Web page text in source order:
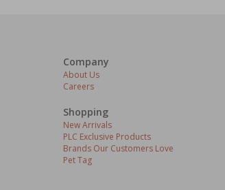
Company
About Us
Careers
Shopping
New Arrivals
PLC Exclusive Products
Brands Our Customers Love
Pet Tag